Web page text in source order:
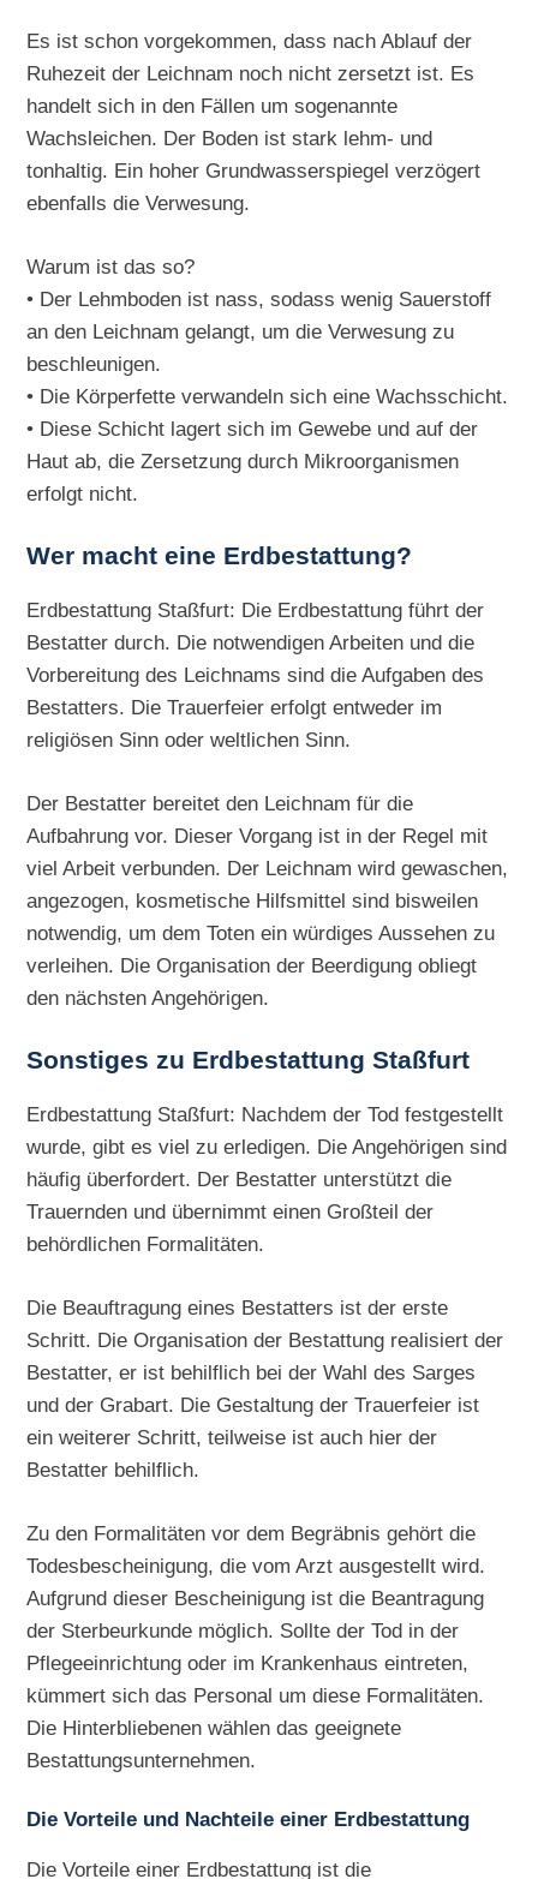
Es ist schon vorgekommen, dass nach Ablauf der
Ruhezeit der Leichnam noch nicht zersetzt ist. Es
handelt sich in den Fällen um sogenannte
Wachsleichen. Der Boden ist stark lehm- und
tonhaltig. Ein hoher Grundwasserspiegel verzögert
ebenfalls die Verwesung.
Warum ist das so?
• Der Lehmboden ist nass, sodass wenig Sauerstoff
an den Leichnam gelangt, um die Verwesung zu
beschleunigen.
• Die Körperfette verwandeln sich eine Wachsschicht.
• Diese Schicht lagert sich im Gewebe und auf der
Haut ab, die Zersetzung durch Mikroorganismen
erfolgt nicht.
Wer macht eine Erdbestattung?
Erdbestattung Staßfurt: Die Erdbestattung führt der
Bestatter durch. Die notwendigen Arbeiten und die
Vorbereitung des Leichnams sind die Aufgaben des
Bestatters. Die Trauerfeier erfolgt entweder im
religiösen Sinn oder weltlichen Sinn.
Der Bestatter bereitet den Leichnam für die
Aufbahrung vor. Dieser Vorgang ist in der Regel mit
viel Arbeit verbunden. Der Leichnam wird gewaschen,
angezogen, kosmetische Hilfsmittel sind bisweilen
notwendig, um dem Toten ein würdiges Aussehen zu
verleihen. Die Organisation der Beerdigung obliegt
den nächsten Angehörigen.
Sonstiges zu Erdbestattung Staßfurt
Erdbestattung Staßfurt: Nachdem der Tod festgestellt
wurde, gibt es viel zu erledigen. Die Angehörigen sind
häufig überfordert. Der Bestatter unterstützt die
Trauernden und übernimmt einen Großteil der
behördlichen Formalitäten.
Die Beauftragung eines Bestatters ist der erste
Schritt. Die Organisation der Bestattung realisiert der
Bestatter, er ist behilflich bei der Wahl des Sarges
und der Grabart. Die Gestaltung der Trauerfeier ist
ein weiterer Schritt, teilweise ist auch hier der
Bestatter behilflich.
Zu den Formalitäten vor dem Begräbnis gehört die
Todesbescheinigung, die vom Arzt ausgestellt wird.
Aufgrund dieser Bescheinigung ist die Beantragung
der Sterbeurkunde möglich. Sollte der Tod in der
Pflegeeinrichtung oder im Krankenhaus eintreten,
kümmert sich das Personal um diese Formalitäten.
Die Hinterbliebenen wählen das geeignete
Bestattungsunternehmen.
Die Vorteile und Nachteile einer Erdbestattung
Die Vorteile einer Erdbestattung ist die